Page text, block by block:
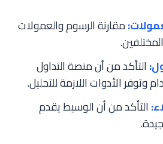
مقارنة الرسوم والعمولات
التأكد من أن منصة التداول
وتوفر الأدوات اللازمة للتحليل.
التأكد من أن الوسيط يقدم